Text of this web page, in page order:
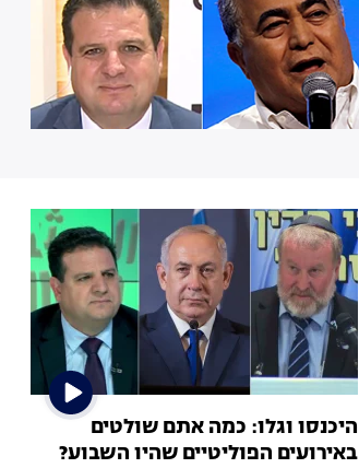
היכנסו וגלו: כמה אתם שולטים
באירועים הפוליטיים שהיו השבוע?